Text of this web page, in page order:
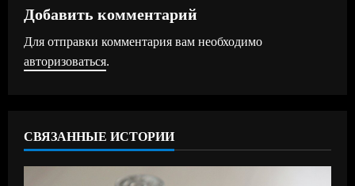
ж
и
ч
Добавить комментарий
Для отправки комментария вам необходимо
авторизоваться.
СВЯЗАННЫЕ ИСТОРИИ